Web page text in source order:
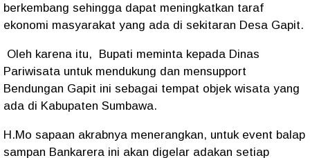
berkembang sehingga dapat meningkatkan taraf
ekonomi masyarakat yang ada di sekitaran Desa Gapit.
Oleh karena itu, Bupati meminta kepada Dinas
Pariwisata untuk mendukung dan mensupport
Bendungan Gapit ini sebagai tempat objek wisata yang
ada di Kabupaten Sumbawa.
H.Mo sapaan akrabnya menerangkan, untuk event balap
sampan Bankarera ini akan digelar adakan setiap